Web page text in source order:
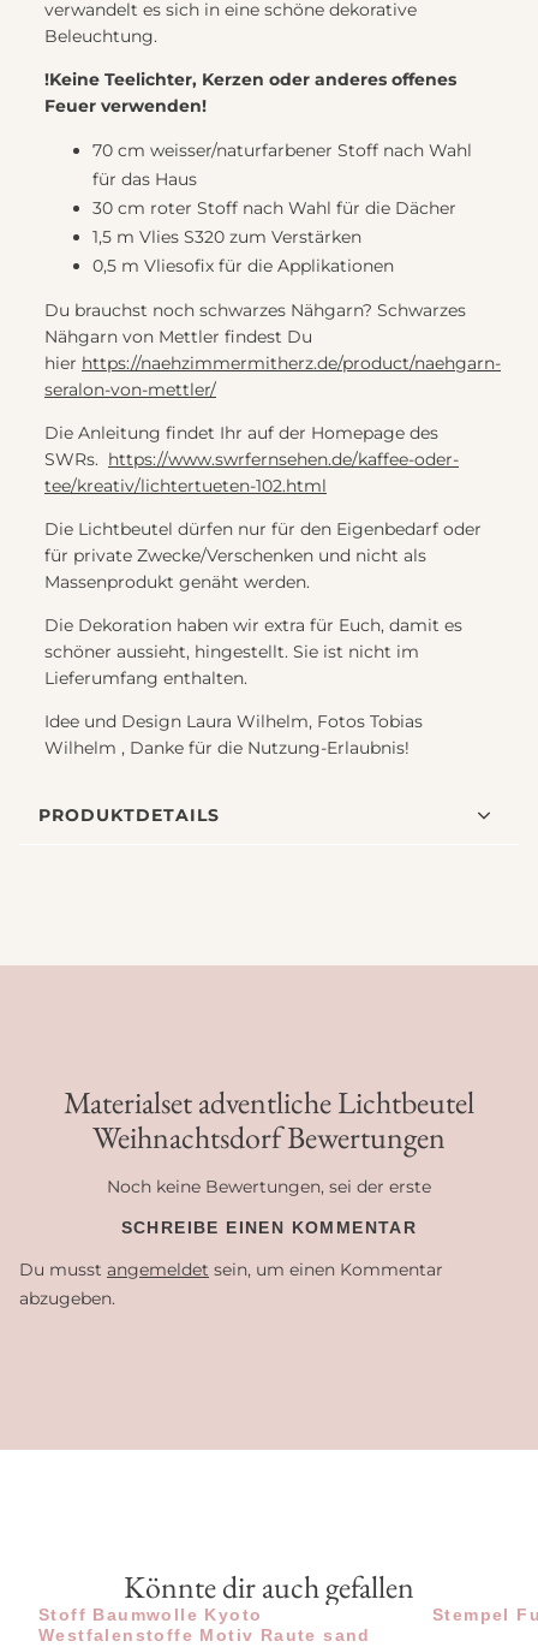
verwandelt es sich in eine schöne dekorative
Beleuchtung.
!Keine Teelichter, Kerzen oder anderes offenes
Feuer verwenden!
70 cm weisser/naturfarbener Stoff nach Wahl
für das Haus
30 cm roter Stoff nach Wahl für die Dächer
1,5 m Vlies S320 zum Verstärken
0,5 m Vliesofix für die Applikationen
Du brauchst noch schwarzes Nähgarn? Schwarzes
Nähgarn von Mettler findest Du
hier https://naehzimmermitherz.de/product/naehgarn-
seralon-von-mettler/
Die Anleitung findet Ihr auf der Homepage des
SWRs. https://www.swrfernsehen.de/kaffee-oder-
tee/kreativ/lichtertueten-102.html
Die Lichtbeutel dürfen nur für den Eigenbedarf oder
für private Zwecke/Verschenken und nicht als
Massenprodukt genäht werden.
Die Dekoration haben wir extra für Euch, damit es
schöner aussieht, hingestellt. Sie ist nicht im
Lieferumfang enthalten.
Idee und Design Laura Wilhelm, Fotos Tobias
Wilhelm , Danke für die Nutzung-Erlaubnis!
PRODUKTDETAILS
Materialset adventliche Lichtbeutel
Weihnachtsdorf Bewertungen
Noch keine Bewertungen, sei der erste
SCHREIBE EINEN KOMMENTAR
Du musst angemeldet sein, um einen Kommentar
abzugeben.
Könnte dir auch gefallen
Stoff Baumwolle Kyoto
Westfalenstoffe Motiv Raute sand
Stempel